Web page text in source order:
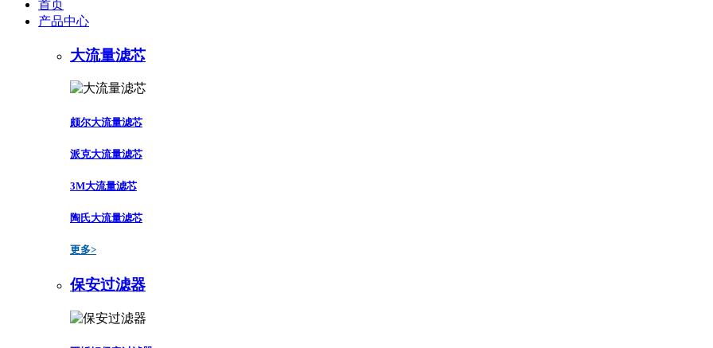
首页
产品中心
大流量滤芯
颇尔大流量滤芯
派克大流量滤芯
3M大流量滤芯
陶氏大流量滤芯
更多>
保安过滤器